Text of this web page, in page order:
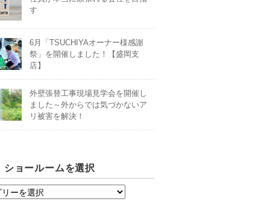
す
6月「TSUCHIYAオーナー様感謝
祭」を開催しました！【盛岡支
店】
外壁張替工事現場見学会を開催し
ました～外からでは気づかないア
リ被害を解決！
ショールームを選択